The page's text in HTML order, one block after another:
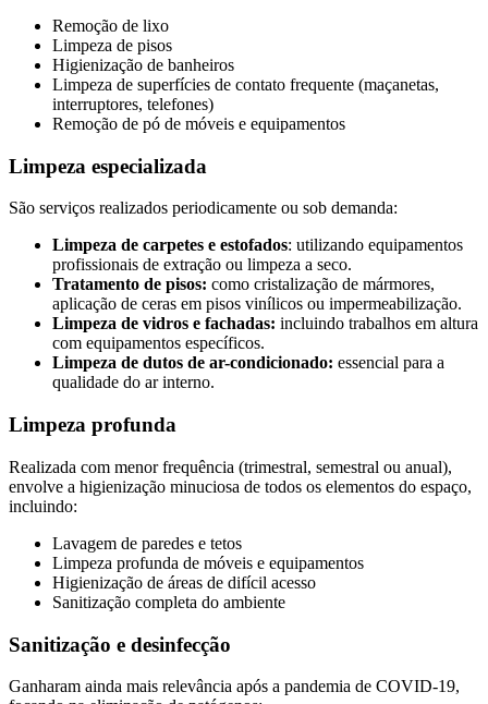
Remoção de lixo
Limpeza de pisos
Higienização de banheiros
Limpeza de superfícies de contato frequente (maçanetas,
interruptores, telefones)
Remoção de pó de móveis e equipamentos
Limpeza especializada
São serviços realizados periodicamente ou sob demanda:
Limpeza de carpetes e estofados: utilizando equipamentos
profissionais de extração ou limpeza a seco.
Tratamento de pisos: como cristalização de mármores,
aplicação de ceras em pisos vinílicos ou impermeabilização.
Limpeza de vidros e fachadas: incluindo trabalhos em altura
com equipamentos específicos.
Limpeza de dutos de ar-condicionado: essencial para a
qualidade do ar interno.
Limpeza profunda
Realizada com menor frequência (trimestral, semestral ou anual),
envolve a higienização minuciosa de todos os elementos do espaço,
incluindo:
Lavagem de paredes e tetos
Limpeza profunda de móveis e equipamentos
Higienização de áreas de difícil acesso
Sanitização completa do ambiente
Sanitização e desinfecção
Ganharam ainda mais relevância após a pandemia de COVID-19,